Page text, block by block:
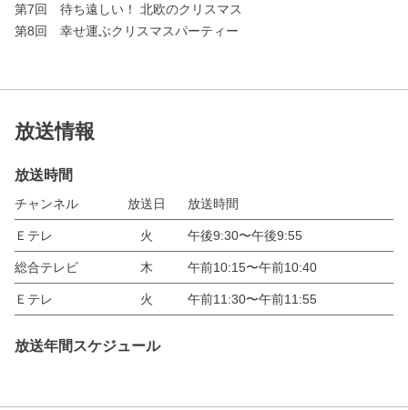
第7回 待ち遠しい！ 北欧のクリスマス
第8回 幸せ運ぶクリスマスパーティー
放送情報
放送時間
チャンネル 放送日 放送時間
Ｅテレ 火 午後9:30〜午後9:55
総合テレビ 木 午前10:15〜午前10:40
Ｅテレ 火 午前11:30〜午前11:55
放送年間スケジュール